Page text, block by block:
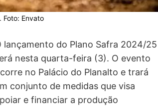
Foto: Envato
lançamento do Plano Safra 2024/25
nesta quarta-feira (3). O evento
no Palácio do Planalto e trará
conjunto de medidas que visa
e financiar a produção